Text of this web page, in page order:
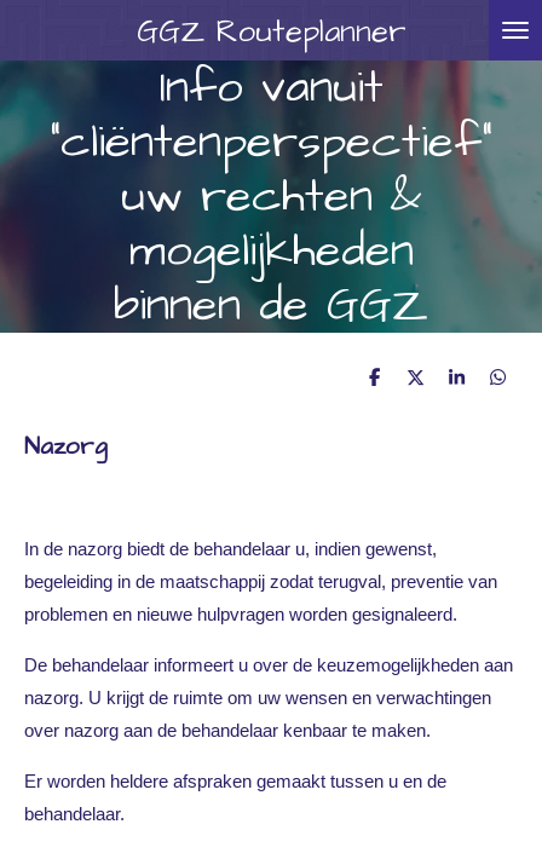
direct
hoofdinhoud
GGZRouteplanner
Info vanuit
"cliëntenperspectief"
uw rechten &
mogelijkheden
binnen de GGZ
D
D
S
D
Nazorg
In de nazorg biedt de behandelaar u, indien gewenst,
begeleiding in de maatschappij zodat terugval, preventie van
problemen en nieuwe hulpvragen worden gesignaleerd.
De behandelaar informeert u over de keuzemogelijkheden aan
nazorg. U krijgt de ruimte om uw wensen en verwachtingen
over nazorg aan de behandelaar kenbaar te maken.
Er worden heldere afspraken gemaakt tussen u en de
behandelaar.